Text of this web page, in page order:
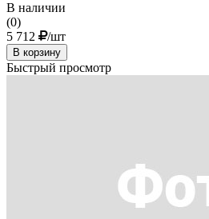
В наличии
(0)
5 712
/шт
В корзину
Быстрый просмотр